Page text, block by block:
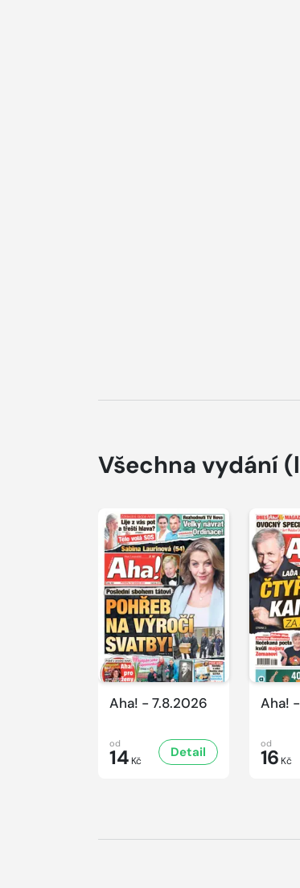
Všechna vydání
Aha! - 7.8.2026
od
14 Kč
Detail
Aha!
od
16 Kč